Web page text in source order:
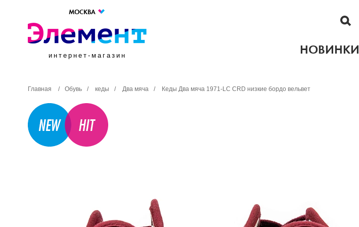
МОСКВА
интернет-магазин НОВИНКИ
Главная / Обувь / кеды / Два мяча / Кеды Два мяча 1971-LC CRD низкие бордо вельвет